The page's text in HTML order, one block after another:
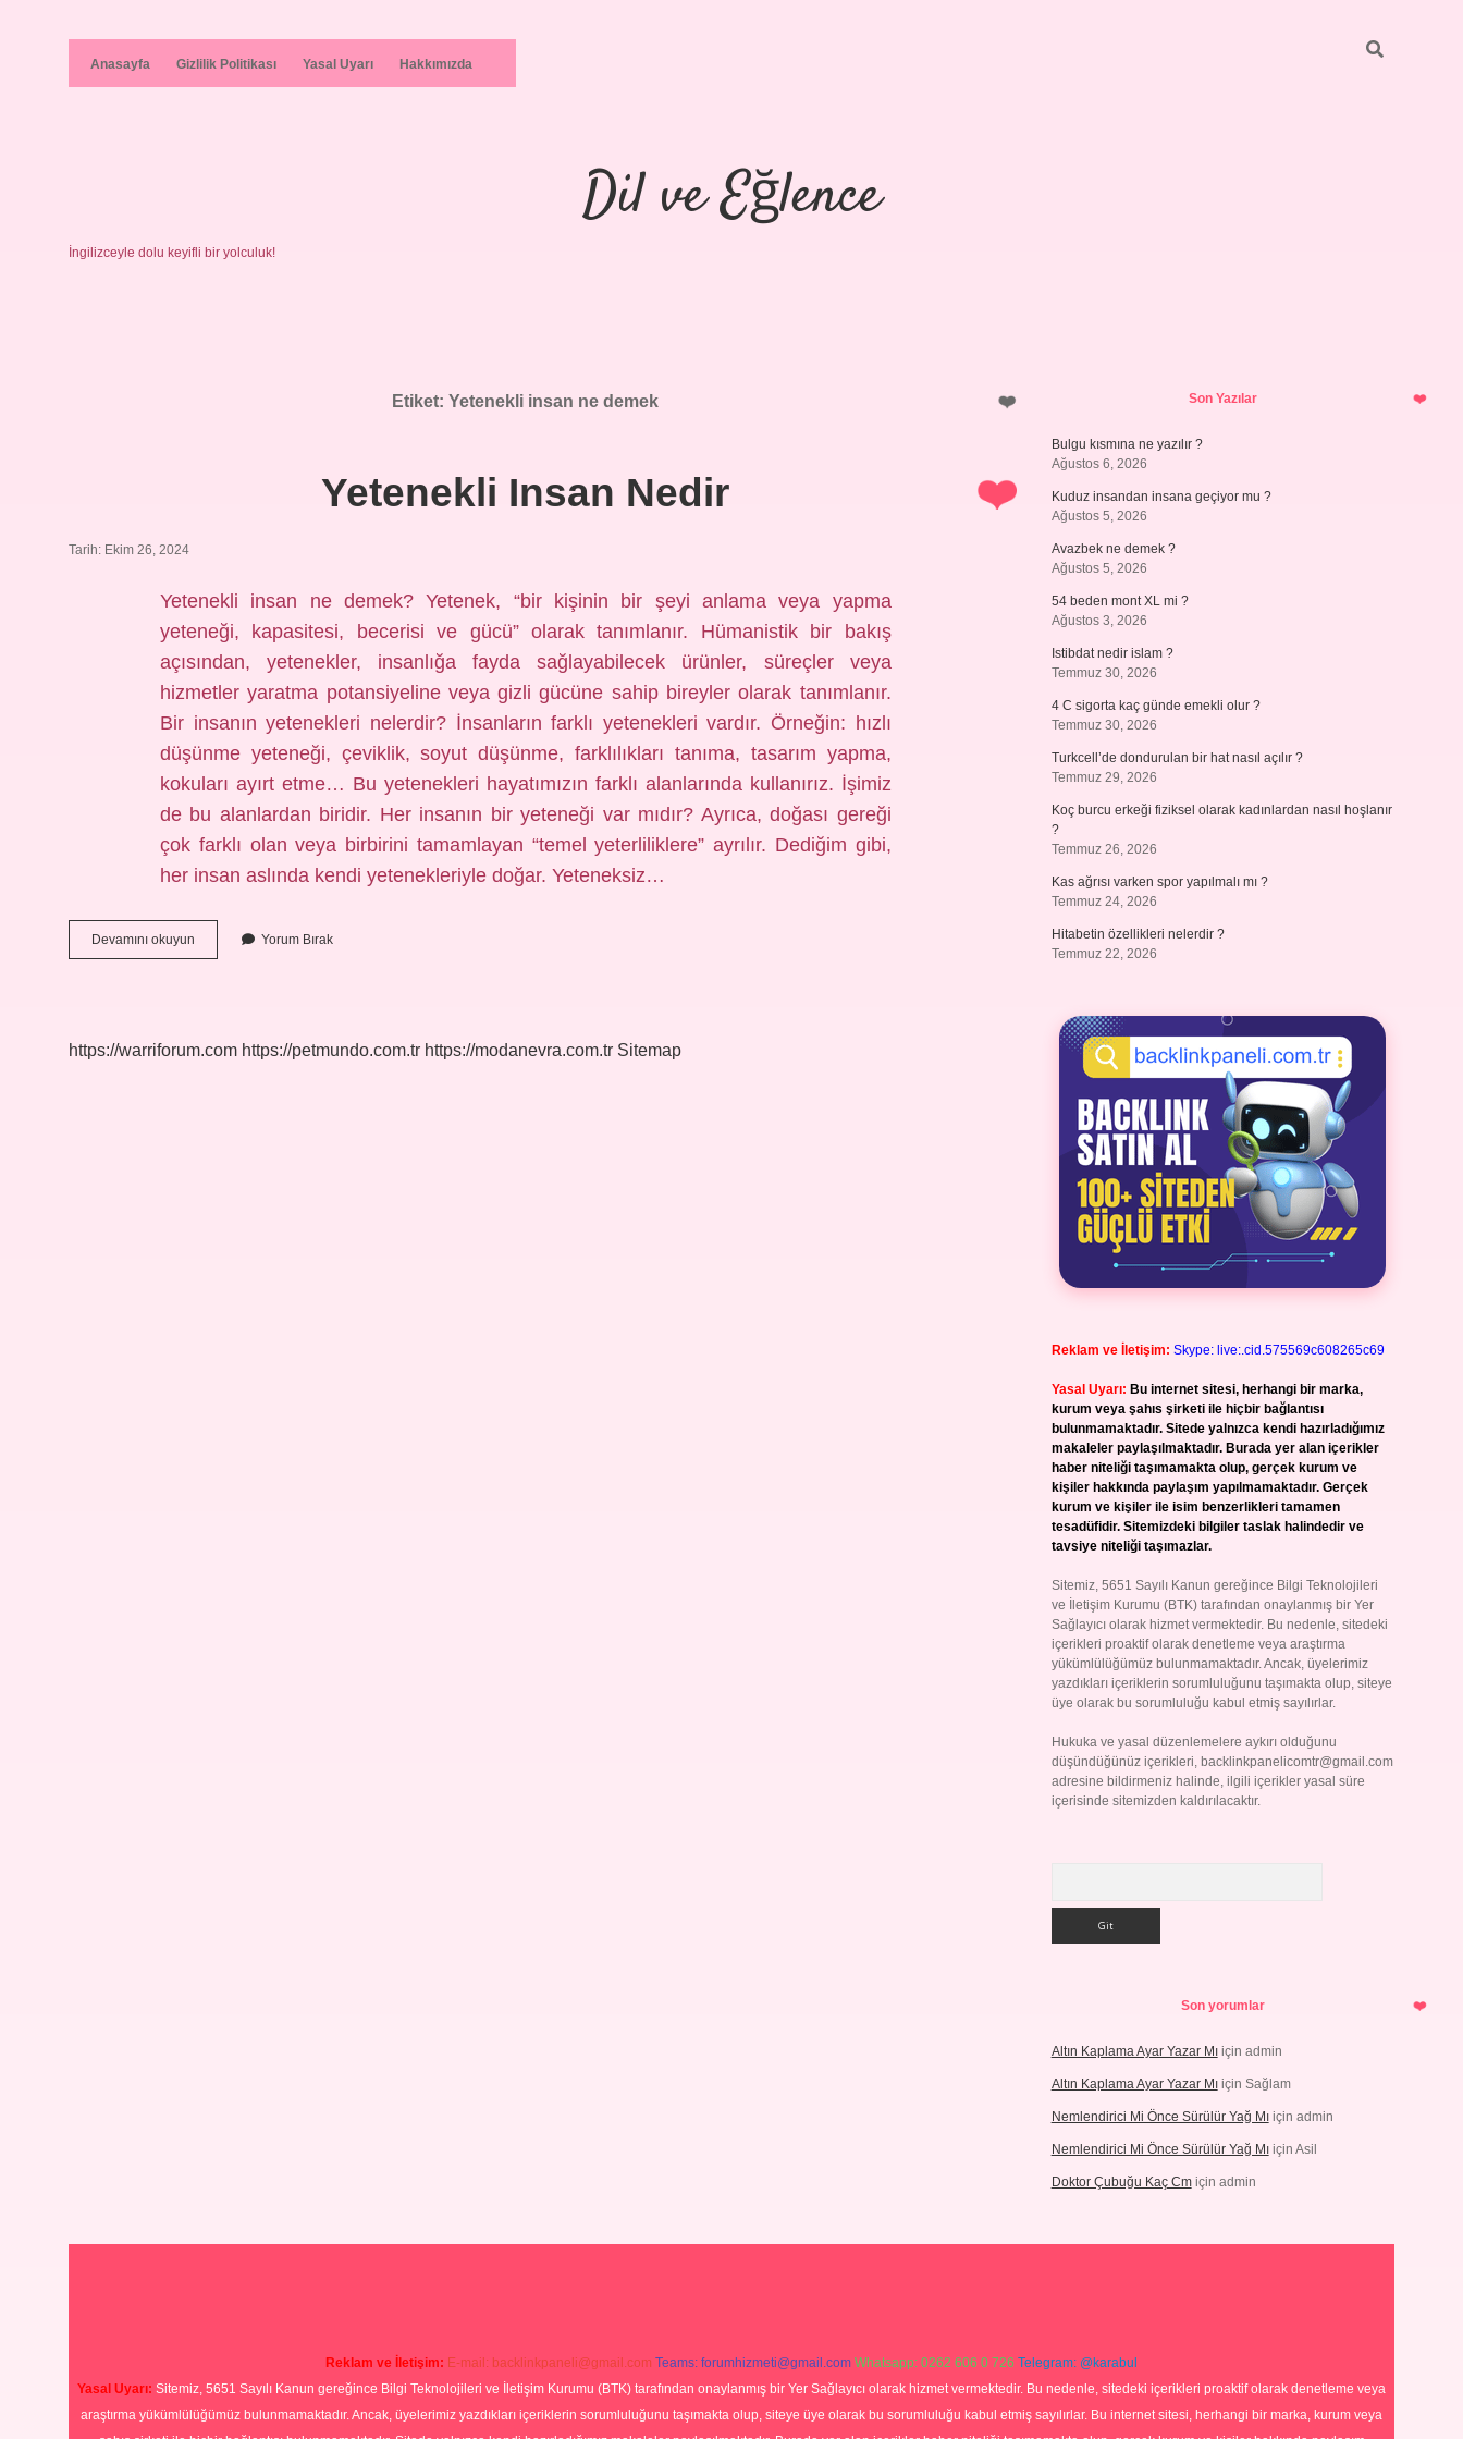
Anasayfa Gizlilik Politikası Yasal Uyarı Hakkımızda
Dil ve Eğlence
İngilizceyle dolu keyifli bir yolculuk!
Etiket:Yetenekli insan ne demek
Yetenekli Insan Nedir
Tarih: Ekim 26, 2024
Yetenekli insan ne demek? Yetenek, “bir kişinin bir şeyi anlama veya yapma
yeteneği, kapasitesi, becerisi ve gücü” olarak tanımlanır. Hümanistik bir bakış
açısından, yetenekler, insanlığa fayda sağlayabilecek ürünler, süreçler veya
hizmetler yaratma potansiyeline veya gizli gücüne sahip bireyler olarak tanımlanır.
Bir insanın yetenekleri nelerdir? İnsanların farklı yetenekleri vardır. Örneğin: hızlı
düşünme yeteneği, çeviklik, soyut düşünme, farklılıkları tanıma, tasarım yapma,
kokuları ayırt etme… Bu yetenekleri hayatımızın farklı alanlarında kullanırız. İşimiz
de bu alanlardan biridir. Her insanın bir yeteneği var mıdır? Ayrıca, doğası gereği
çok farklı olan veya birbirini tamamlayan “temel yeterliliklere” ayrılır. Dediğim gibi,
her insan aslında kendi yetenekleriyle doğar. Yeteneksiz…
Devamını okuyun Yetenekli
Insan
Yorum Bırak
https://warriforum.com https://petmundo.com.tr https://modanevra.com.tr Sitemap
SidebarSon Yazılar
Bulgu kısmına ne yazılır ?
Ağustos 6, 2026
Kuduz insandan insana geçiyor mu ?
Ağustos 5, 2026
Avazbek ne demek ?
Ağustos 5, 2026
54 beden mont XL mi ?
Ağustos 3, 2026
Istibdat nedir islam ?
Temmuz 30, 2026
4 C sigorta kaç günde emekli olur ?
Temmuz 30, 2026
Turkcell’de dondurulan bir hat nasıl açılır ?
Temmuz 29, 2026
Koç burcu erkeği fiziksel olarak kadınlardan nasıl hoşlanır
?
Temmuz 26, 2026
Kas ağrısı varken spor yapılmalı mı ?
Temmuz 24, 2026
Hitabetin özellikleri nelerdir ?
Temmuz 22, 2026
Reklam ve İletişim: Skype: live:.cid.575569c608265c69
Yasal Uyarı: Bu internet sitesi, herhangi bir marka,
kurum veya şahıs şirketi ile hiçbir bağlantısı
bulunmamaktadır. Sitede yalnızca kendi hazırladığımız
makaleler paylaşılmaktadır. Burada yer alan içerikler
haber niteliği taşımamakta olup, gerçek kurum ve
kişiler hakkında paylaşım yapılmamaktadır. Gerçek
kurum ve kişiler ile isim benzerlikleri tamamen
tesadüfidir. Sitemizdeki bilgiler taslak halindedir ve
tavsiye niteliği taşımazlar.
Sitemiz, 5651 Sayılı Kanun gereğince Bilgi Teknolojileri
ve İletişim Kurumu (BTK) tarafından onaylanmış bir Yer
Sağlayıcı olarak hizmet vermektedir. Bu nedenle, sitedeki
içerikleri proaktif olarak denetleme veya araştırma
yükümlülüğümüz bulunmamaktadır. Ancak, üyelerimiz
yazdıkları içeriklerin sorumluluğunu taşımakta olup, siteye
üye olarak bu sorumluluğu kabul etmiş sayılırlar.
Hukuka ve yasal düzenlemelere aykırı olduğunu
düşündüğünüz içerikleri, backlinkpanelicomtr@gmail.com
adresine bildirmeniz halinde, ilgili içerikler yasal süre
içerisinde sitemizden kaldırılacaktır.
Son yorumlar
Altın Kaplama Ayar Yazar Mıiçin admin
Altın Kaplama Ayar Yazar Mıiçin Sağlam
Nemlendirici Mi Önce Sürülür Yağ Mıiçin admin
Nemlendirici Mi Önce Sürülür Yağ Mıiçin Asil
Doktor Çubuğu Kaç Cmiçin admin
Reklam ve İletişim: E-mail: backlinkpaneli@gmail.com Teams: forumhizmeti@gmail.com Whatsapp: 0262 606 0 726 Telegram: @karabul
Yasal Uyarı: Sitemiz, 5651 Sayılı Kanun gereğince Bilgi Teknolojileri ve İletişim Kurumu (BTK) tarafından onaylanmış bir Yer Sağlayıcı olarak hizmet vermektedir. Bu nedenle, sitedeki içerikleri proaktif olarak denetleme veya
araştırma yükümlülüğümüz bulunmamaktadır. Ancak, üyelerimiz yazdıkları içeriklerin sorumluluğunu taşımakta olup, siteye üye olarak bu sorumluluğu kabul etmiş sayılırlar. Bu internet sitesi, herhangi bir marka, kurum veya